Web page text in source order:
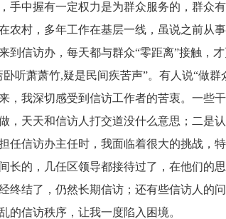
手中握有一定权力是为群众服务的，群众
农村，多年工作在基层一线，虽说之前从
到信访办，每天都与群众“零距离”接触，
卧听萧萧竹,疑是民间疾苦声”。有人说“做
，我深切感受到信访工作者的苦衷。一些
，天天和信访人打交道没什么意思；二是
任信访办主任时，我面临着很大的挑战，
长的，几任区领导都接待过了，在他们的
终结了，仍然长期信访；还有些信访人的
的信访秩序，让我一度陷入困境。